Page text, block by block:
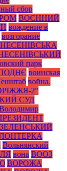
сбор
ВОЄННИЙ
вождение в
возгорание
парк
воинская
война.
2"
СУД
Вольнянский
вона ВООЗ
ВОРОЖА